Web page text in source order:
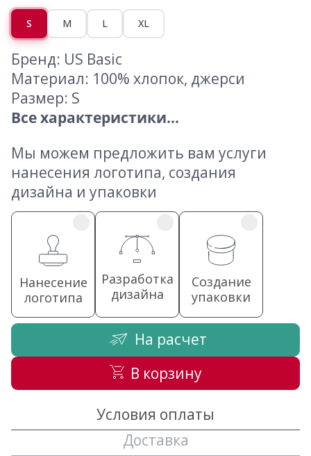
S M L XL
Бренд: US Basic
Материал: 100% хлопок, джерси
Размер: S
Все характеристики...
Мы можем предложить вам услуги
нанесения логотипа, создания
дизайна и упаковки
Нанесение
логотипа
Разработка
дизайна
Создание
упаковки
На расчет
В корзину
Условия оплаты
Доставка